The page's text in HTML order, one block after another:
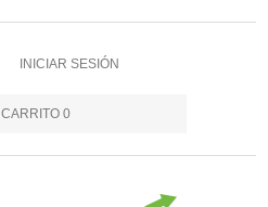
INICIAR SESIÓN
CARRITO 0